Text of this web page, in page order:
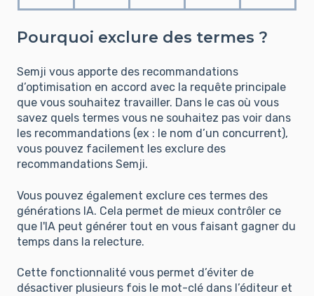
Pourquoi exclure des termes ?
Semji vous apporte des recommandations
d’optimisation en accord avec la requête principale
que vous souhaitez travailler. Dans le cas où vous
savez quels termes vous ne souhaitez pas voir dans
les recommandations (ex : le nom d’un concurrent),
vous pouvez facilement les exclure des
recommandations Semji.
Vous pouvez également exclure ces termes des
générations IA. Cela permet de mieux contrôler ce
que l'IA peut générer tout en vous faisant gagner du
temps dans la relecture.
Cette fonctionnalité vous permet d’éviter de
désactiver plusieurs fois le mot-clé dans l’éditeur et